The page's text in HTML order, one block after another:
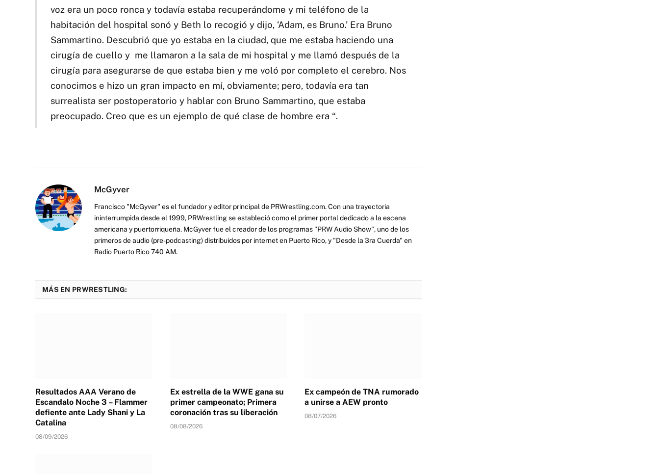
voz era un poco ronca y todavía estaba recuperándome y mi teléfono de la
habitación del hospital sonó y Beth lo recogió y dijo, ‘Adam, es Bruno.’ Era Bruno
Sammartino. Descubrió que yo estaba en la ciudad, que me estaba haciendo una
cirugía de cuello y me llamaron a la sala de mi hospital y me llamó después de la
cirugía para asegurarse de que estaba bien y me voló por completo el cerebro. Nos
conocimos e hizo un gran impacto en mí, obviamente; pero, todavía era tan
surrealista ser postoperatorio y hablar con Bruno Sammartino, que estaba
preocupado. Creo que es un ejemplo de qué clase de hombre era “.
McGyver
Francisco "McGyver" es el fundador y editor principal de PRWrestling.com. Con una trayectoria
ininterrumpida desde el 1999, PRWrestling se estableció como el primer portal dedicado a la escena
americana y puertorriqueña. McGyver fue el creador de los programas "PRW Audio Show", uno de los
primeros de audio (pre-podcasting) distribuidos por internet en Puerto Rico, y "Desde la 3ra Cuerda" en
Radio Puerto Rico 740 AM.
MÁS EN PRWRESTLING:
Resultados AAA Verano de
Escandalo Noche 3 – Flammer
defiente ante Lady Shani y La
Catalina
08/09/2026
Ex estrella de la WWE gana su
primer campeonato; Primera
coronación tras su liberación
08/08/2026
Ex campeón de TNA rumorado
a unirse a AEW pronto
08/07/2026